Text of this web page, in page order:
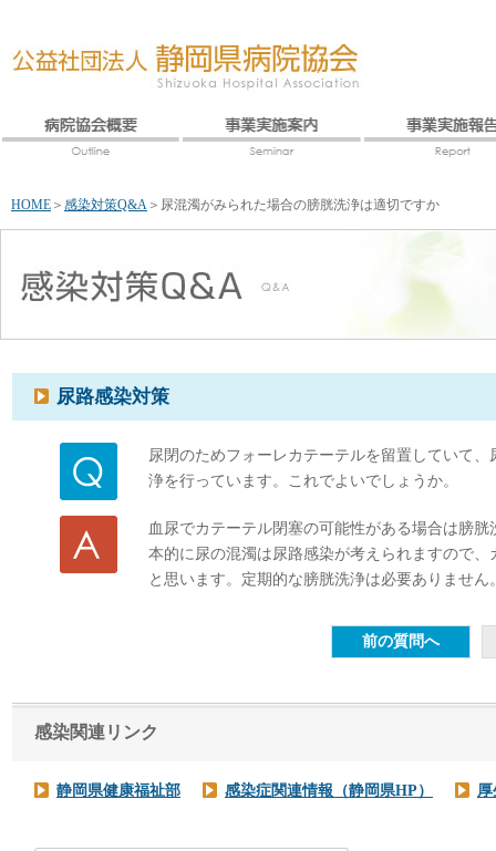
HOME ＞ 感染対策Q&A ＞ 尿混濁がみられた場合の膀胱洗浄は適切ですか
尿路感染対策
尿閉のためフォーレカテーテルを留置していて
浄を行っています。これでよいでしょうか。
血尿でカテーテル閉塞の可能性がある場合は膀
本的に尿の混濁は尿路感染が考えられますので
と思います。定期的な膀胱洗浄は必要ありません
感染関連リンク
静岡県健康福祉部 感染症関連情報（静岡県HP）